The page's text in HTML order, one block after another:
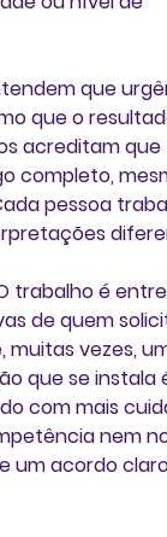
que
que o
acreditam que
completo,
pessoa
trabalho é
de quem
muitas vezes,
que se instala
com mais
nem
um acordo